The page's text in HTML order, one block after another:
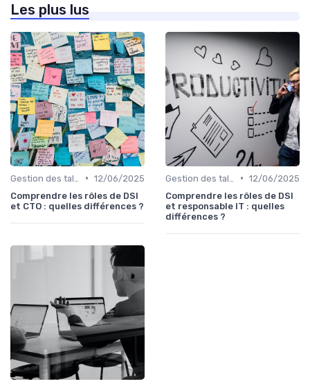
Les plus lus
• 12/06/2025
Comprendre les rôles de DSI
et CTO : quelles différences ?
• 12/06/2025
Comprendre les rôles de DSI
et responsable IT : quelles
différences ?